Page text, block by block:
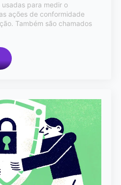
para medir o
ações de conformidade
Também são chamados